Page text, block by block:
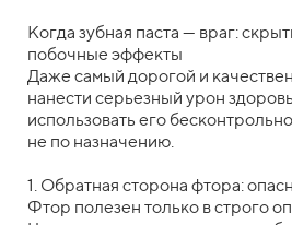
Когда зубная паста — враг:
побочные эффекты
Даже самый дорогой и
нанести серьезный урон
использовать его
не по назначению.
1. Обратная сторона фтора:
Фтор полезен только в строго